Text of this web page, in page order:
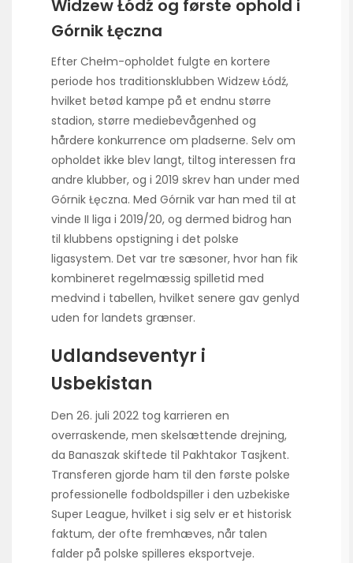
Widzew Łódź og første ophold i
Górnik Łęczna
Efter Chełm-opholdet fulgte en kortere
periode hos traditionsklubben Widzew Łódź,
hvilket betød kampe på et endnu større
stadion, større mediebevågenhed og
hårdere konkurrence om pladserne. Selv om
opholdet ikke blev langt, tiltog interessen fra
andre klubber, og i 2019 skrev han under med
Górnik Łęczna. Med Górnik var han med til at
vinde II liga i 2019/20, og dermed bidrog han
til klubbens opstigning i det polske
ligasystem. Det var tre sæsoner, hvor han fik
kombineret regelmæssig spilletid med
medvind i tabellen, hvilket senere gav genlyd
uden for landets grænser.
Udlandseventyr i
Usbekistan
Den 26. juli 2022 tog karrieren en
overraskende, men skelsættende drejning,
da Banaszak skiftede til Pakhtakor Tasjkent.
Transferen gjorde ham til den første polske
professionelle fodboldspiller i den uzbekiske
Super League, hvilket i sig selv er et historisk
faktum, der ofte fremhæves, når talen
falder på polske spilleres eksportveje.